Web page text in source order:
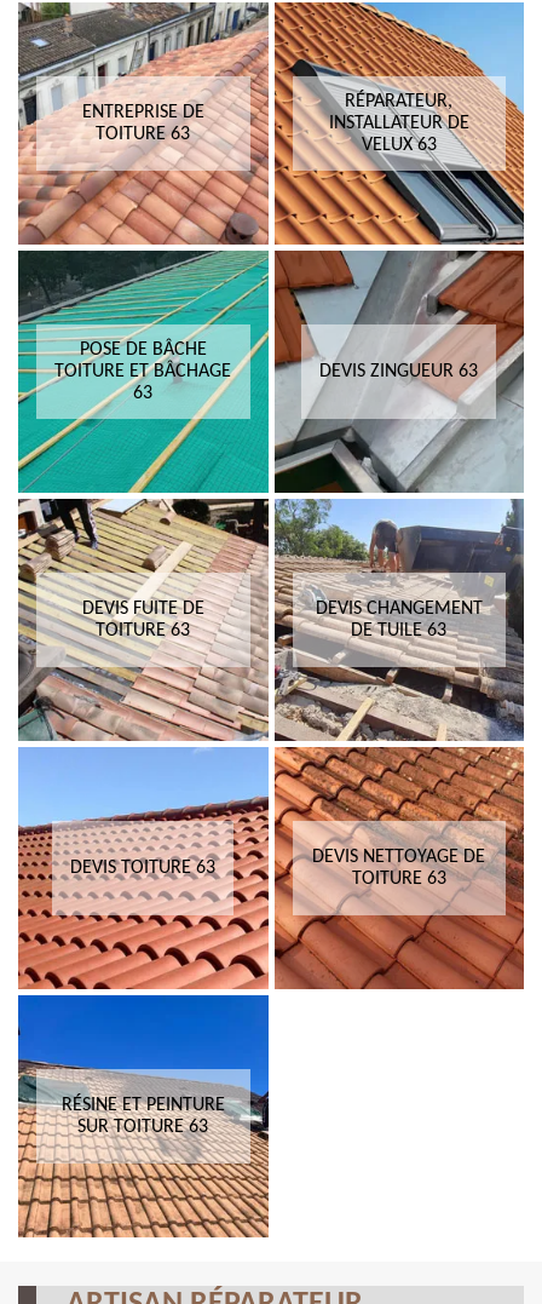
ENTREPRISE DE
TOITURE 63
RÉPARATEUR,
INSTALLATEUR DE
VELUX 63
POSE DE BÂCHE
TOITURE ET BÂCHAGE
63
DEVIS ZINGUEUR 63
DEVIS FUITE DE
TOITURE 63
DEVIS CHANGEMENT
DE TUILE 63
DEVIS TOITURE 63
DEVIS NETTOYAGE DE
TOITURE 63
RÉSINE ET PEINTURE
SUR TOITURE 63